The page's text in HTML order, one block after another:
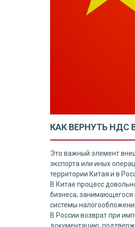
КАК ВЕРНУТЬ НДС
Это важный элемент
экспорта или иных
территории Китая и в
В Китае процесс
бизнеса, занимающегося
системы
В России возврат при
документацию,